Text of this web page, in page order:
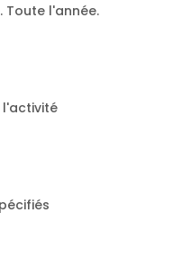
Toute l'année.
l'activité